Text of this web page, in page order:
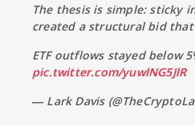
The thesis is simple: sticky
created a structural bid
ETF outflows stayed below
pic.twitter.com/yuwlNG5JlR
— Lark Davis